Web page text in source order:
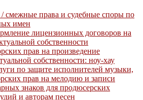
/ смежные права и судебные споры по
имен
лицензионных договоров на
собственности
прав на произведение
собственности: ноу-хау
по защите исполнителей музыки,
прав на мелодию и записи
знаков для продюсерских
и авторам песен